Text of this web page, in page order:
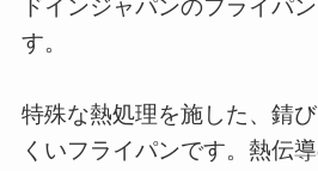
ドインジャパンのフライパ
す。
特殊な熱処理を施した、錆
くいフライパンです。熱伝